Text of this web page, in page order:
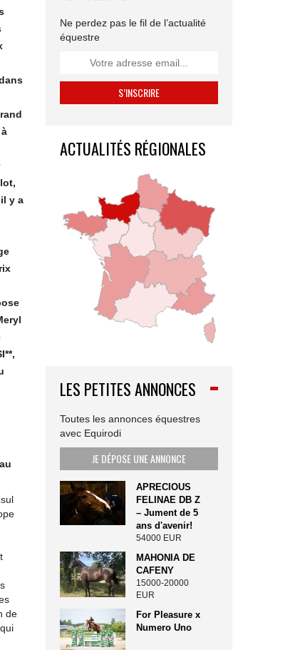
y a
de
Ne perdez pas le fil de l’actualité
équestre
ACTUALITÉS RÉGIONALES
LES PETITES ANNONCES
Toutes les annonces équestres
avec Equirodi
JE DÉPOSE UNE ANNONCE
APRECIOUS
FELINAE DB Z
– Jument de 5
ans d'avenir!
54000 EUR
MAHONIA DE
CAFENY
15000-20000
EUR
For Pleasure x
Numero Uno